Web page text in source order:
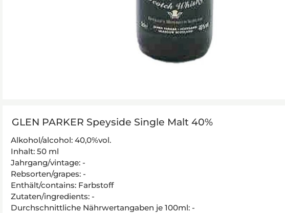
GLEN PARKER Speyside Single Malt 40%
Alkohol/alcohol: 40,0%vol.
Inhalt: 50 ml
Jahrgang/vintage: -
Rebsorten/grapes: -
Enthält/contains: Farbstoff
Zutaten/ingredients: -
Durchschnittliche Nährwertangaben je 100ml: -